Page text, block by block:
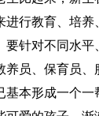
进行教育、培
要针对不同水
养员、保育员
基本形成一个